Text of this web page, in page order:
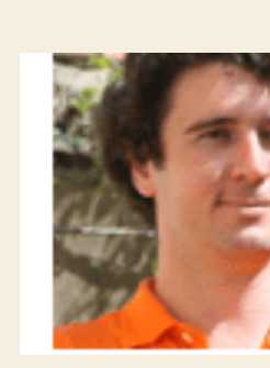
engagements
sociaux,
environnementaux
économiques